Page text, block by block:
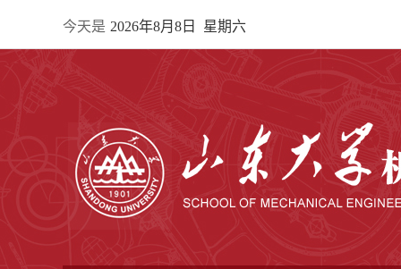
今天是 2026年8月8日 星期六